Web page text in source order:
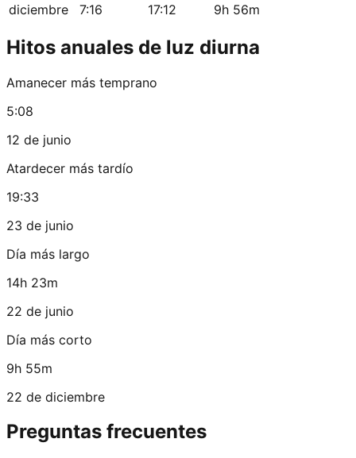
diciembre
7:16 17:12 9h 56m
Hitos anuales de luz diurna
Amanecer más temprano
5:08
12 de junio
Atardecer más tardío
19:33
23 de junio
Día más largo
14h 23m
22 de junio
Día más corto
9h 55m
22 de diciembre
Preguntas frecuentes